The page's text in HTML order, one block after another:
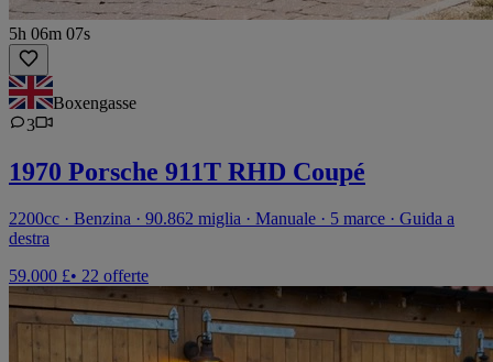
5h 06m 07s
Boxengasse
3
1970 Porsche 911T RHD Coupé
2200cc · Benzina · 90.862 miglia · Manuale · 5 marce · Guida a
destra
59.000 £• 22 offerte